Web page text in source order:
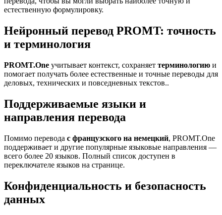
естественную формулировку.
Нейронный перевод PROMT: точность
и терминология
PROMT.One учитывает контекст, сохраняет терминологию и
помогает получать более естественные и точные переводы для
деловых, технических и повседневных текстов..
Поддерживаемые языки и
направления перевода
Помимо перевода с французского на немецкий, PROMT.One
поддерживает и другие популярные языковые направления —
всего более 20 языков. Полный список доступен в
переключателе языков на странице.
Конфиденциальность и безопасность
данных